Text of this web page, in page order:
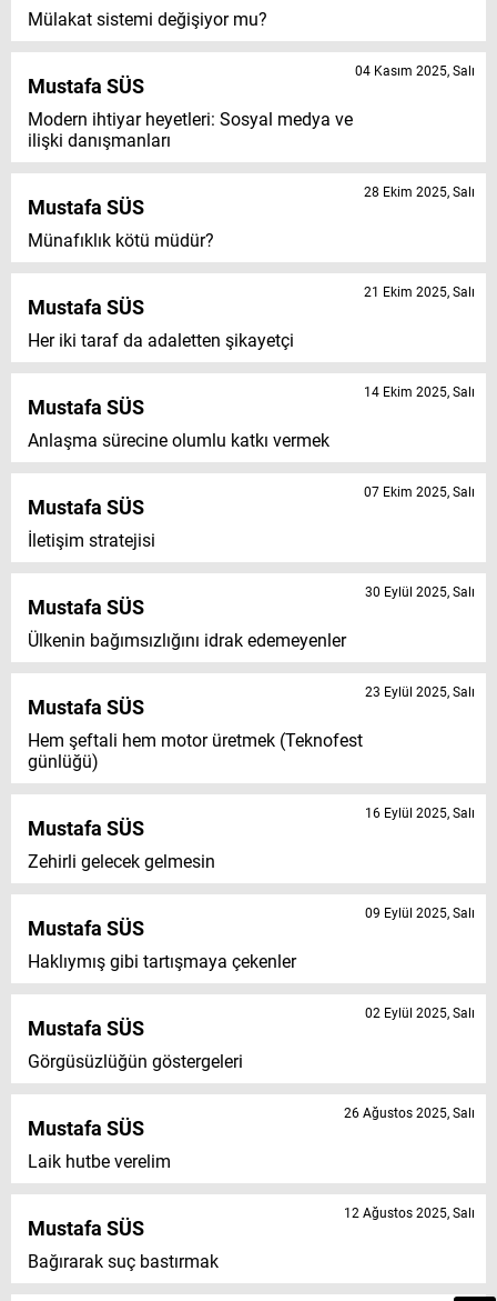
Mülakat sistemi değişiyor mu?
Mustafa SÜS
Modern ihtiyar heyetleri: Sosyal medya ve
ilişki danışmanları
04 Kasım 2025, Salı
Mustafa SÜS
Münafıklık kötü müdür?
28 Ekim 2025, Salı
Mustafa SÜS
Her iki taraf da adaletten şikayetçi
21 Ekim 2025, Salı
Mustafa SÜS
Anlaşma sürecine olumlu katkı vermek
14 Ekim 2025, Salı
Mustafa SÜS
İletişim stratejisi
07 Ekim 2025, Salı
Mustafa SÜS
Ülkenin bağımsızlığını idrak edemeyenler
30 Eylül 2025, Salı
Mustafa SÜS
Hem şeftali hem motor üretmek (Teknofest
günlüğü)
23 Eylül 2025, Salı
Mustafa SÜS
Zehirli gelecek gelmesin
16 Eylül 2025, Salı
Mustafa SÜS
Haklıymış gibi tartışmaya çekenler
09 Eylül 2025, Salı
Mustafa SÜS
Görgüsüzlüğün göstergeleri
02 Eylül 2025, Salı
Mustafa SÜS
Laik hutbe verelim
26 Ağustos 2025, Salı
Mustafa SÜS
Bağırarak suç bastırmak
12 Ağustos 2025, Salı